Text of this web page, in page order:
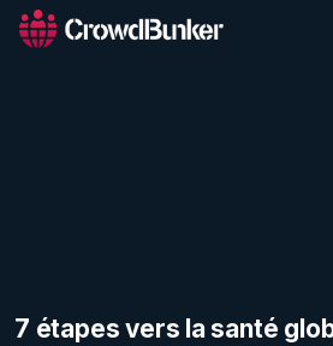
7 étapes vers la santé